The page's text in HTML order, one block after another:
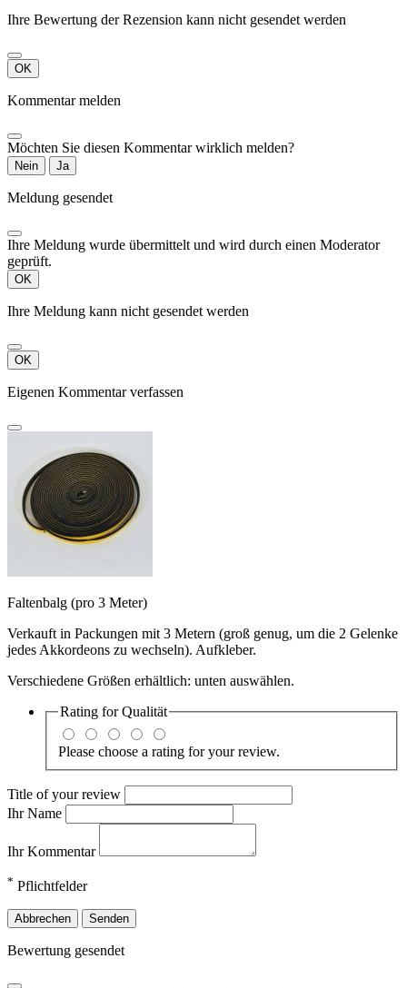
Castagnari ...)
100 %
Fertigung.
Akkordeonmarken
( Saltarelle
italienische
Fertigung.
Ihre Bewertung der Rezension kann nicht gesendet werden
OK
Kommentar melden
Möchten Sie diesen Kommentar wirklich melden?
Nein Ja
Meldung gesendet
Ihre Meldung wurde übermittelt und wird durch einen Moderator
geprüft.
OK
Ihre Meldung kann nicht gesendet werden
OK
Eigenen Kommentar verfassen
Faltenbalg (pro 3 Meter)
Verkauft in Packungen mit 3 Metern (groß genug, um die 2 Gelenke
jedes Akkordeons zu wechseln). Aufkleber.
Verschiedene Größen erhältlich: unten auswählen.
Rating forQualität
Please choose a rating for your review.
Title of your review
Ihr Name
Ihr Kommentar
* Pflichtfelder
Abbrechen Senden
Bewertung gesendet